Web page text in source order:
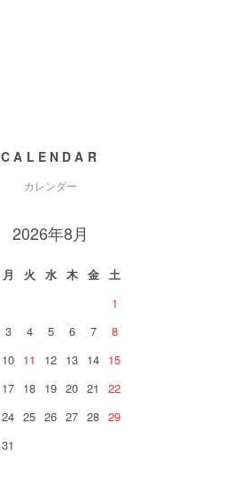
CALENDAR
カレンダー
2026年8月
月 火 水 木 金
土
1
3 4 5 6 7
8
10 11 12 13 14 15
17 18 19 20 21
22
24 25 26 27 28 29
31